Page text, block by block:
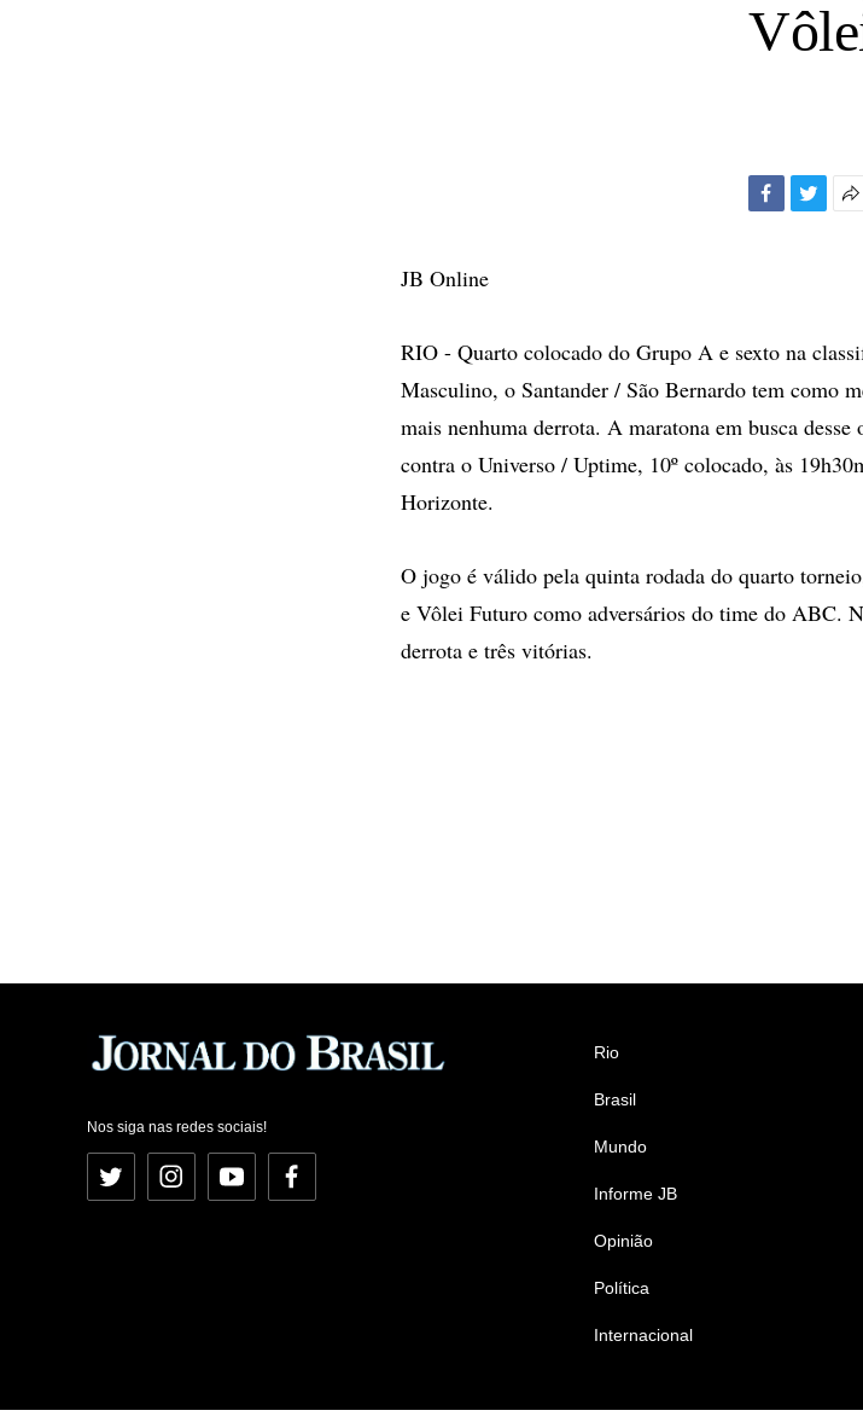
JB Online
RIO - Quarto colocado do Grupo A e sexto na
Masculino, o Santander / São Bernardo tem como
mais nenhuma derrota. A maratona em busca
contra o Universo / Uptime, 10º colocado, às
Horizonte.
O jogo é válido pela quinta rodada do quarto
e Vôlei Futuro como adversários do time do ABC.
derrota e três vitórias.
Nos siga nas redes sociais!
Twitter InstagramYouTubeFacebook
Rio
Brasil
Mundo
Informe JB
Opinião
Política
Internacional